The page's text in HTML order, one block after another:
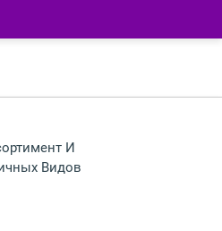
И
Видов